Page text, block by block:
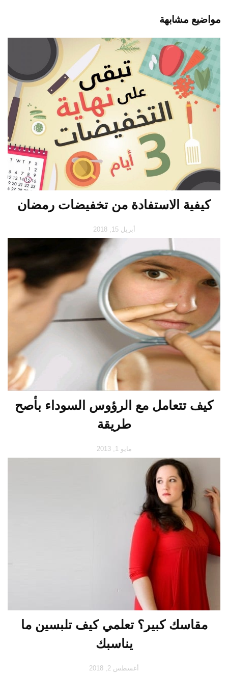
مواضيع مشابهة
كيفية الاستفادة من تخفيضات رمضان
أبريل 15, 2018
كيف تتعامل مع الرؤوس السوداء بأصح
طريقة
مايو 1, 2013
مقاسك كبير؟ تعلمي كيف تلبسين ما
يناسبك
أغسطس 2, 2018